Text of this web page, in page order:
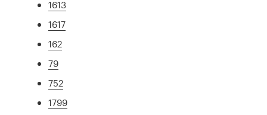
1613
1617
162
79
752
1799